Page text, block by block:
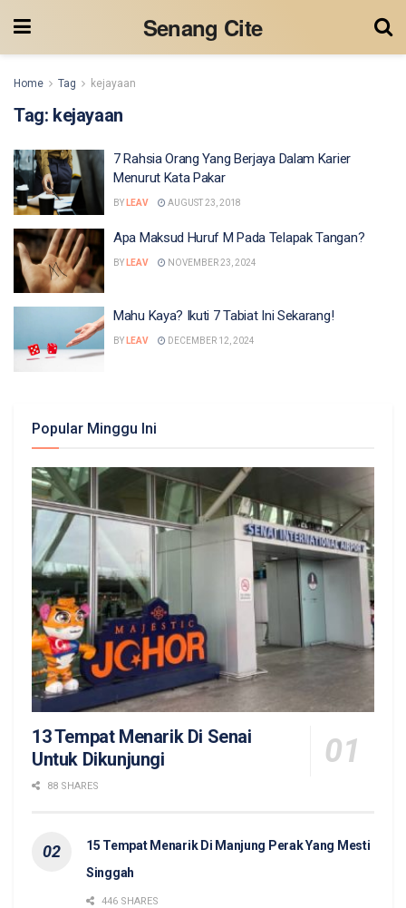
Senang Cite
Home Tag kejayaan
Tag: kejayaan
7 Rahsia Orang Yang Berjaya Dalam Karier
Menurut Kata Pakar
BY LEAV AUGUST 23, 2018
Apa Maksud Huruf M Pada Telapak Tangan?
BY LEAV NOVEMBER 23, 2024
Mahu Kaya? Ikuti 7 Tabiat Ini Sekarang!
BY LEAV DECEMBER 12, 2024
Popular Minggu Ini
13 Tempat Menarik Di Senai
Untuk Dikunjungi
88 SHARES
15 Tempat Menarik Di Manjung Perak Yang Mesti
Singgah
446 SHARES